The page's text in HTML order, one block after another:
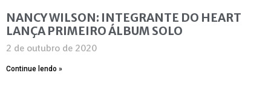
NANCY WILSON: INTEGRANTE DO HEART
LANÇA PRIMEIRO ÁLBUM SOLO
2 de outubro de 2020
Continue lendo »